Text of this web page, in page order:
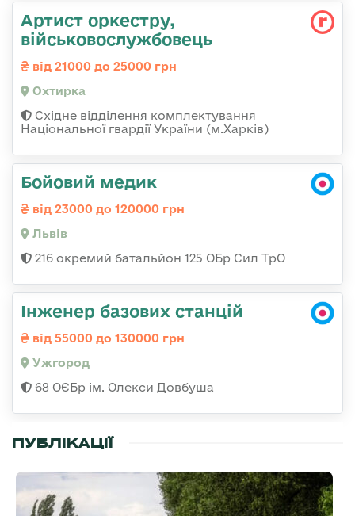
Артист оркестру,
військовослужбовець
від 21000 до 25000 грн
Охтирка
Східне відділення комплектування
Національної гвардії України (м.Харків)
Бойовий медик
від 23000 до 120000 грн
Львів
216 окремий батальйон 125 ОБр Сил ТрО
Інженер базових станцій
від 55000 до 130000 грн
Ужгород
68 ОЄБр ім. Олекси Довбуша
ПУБЛІКАЦІЇ